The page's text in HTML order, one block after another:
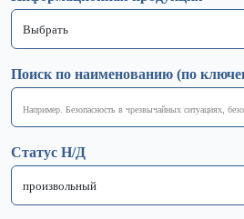
Поиск по наименованию (по
Статус Н/Д